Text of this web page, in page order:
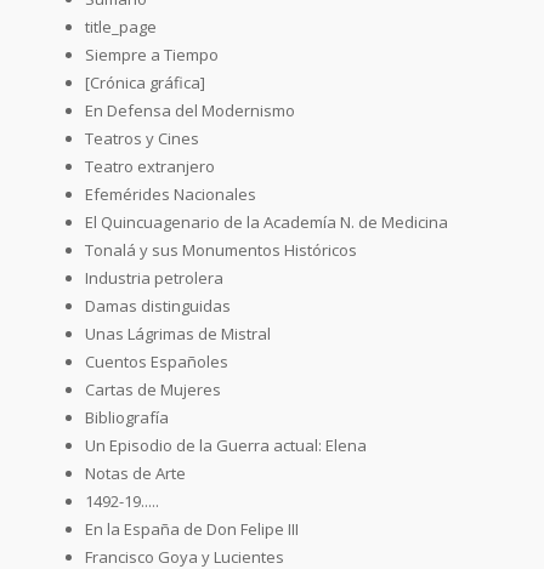
title_page
Siempre a Tiempo
[Crónica gráfica]
En Defensa del Modernismo
Teatros y Cines
Teatro extranjero
Efemérides Nacionales
El Quincuagenario de la Academía N. de Medicina
Tonalá y sus Monumentos Históricos
Industria petrolera
Damas distinguidas
Unas Lágrimas de Mistral
Cuentos Españoles
Cartas de Mujeres
Bibliografía
Un Episodio de la Guerra actual: Elena
Notas de Arte
1492-19.....
En la España de Don Felipe III
Francisco Goya y Lucientes